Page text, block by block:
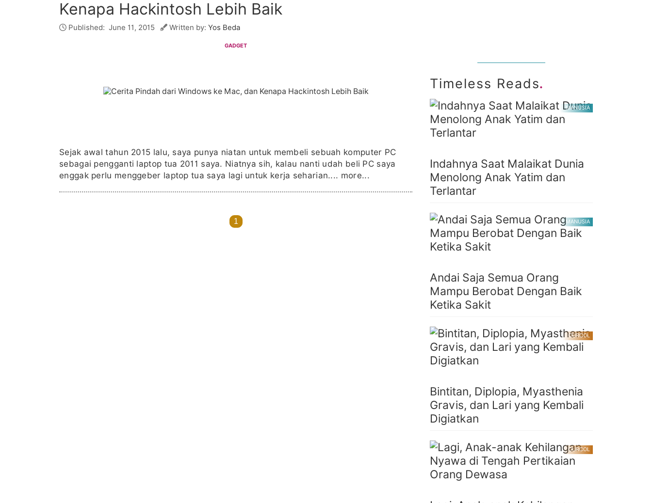
Kenapa Hackintosh Lebih Baik
Published: June 11, 2015 Written by: Yos Beda
GADGET
Sejak awal tahun 2015 lalu, saya punya niatan untuk membeli sebuah komputer PC
sebagai pengganti laptop tua 2011 saya. Niatnya sih, kalau nanti udah beli PC saya
enggak perlu menggeber laptop tua saya lagi untuk kerja seharian.... more...
1
Timeless Reads.
MANUSIA
Indahnya Saat Malaikat Dunia
Menolong Anak Yatim dan
Terlantar
MANUSIA
Andai Saja Semua Orang
Mampu Berobat Dengan Baik
Ketika Sakit
CURCOL
Bintitan, Diplopia, Myasthenia
Gravis, dan Lari yang Kembali
Digiatkan
CURCOL